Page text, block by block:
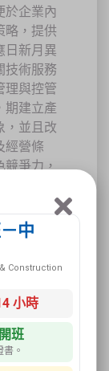
於企業內
略，提供
日新月異
技術服務
理與控管
期建立產
，並且改
經營條
競爭力，
中
Construction
小時
班
。